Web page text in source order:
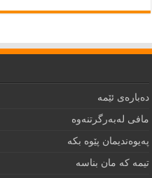
دەبارەى ئێمە
مافى لەبەرگرتنەوە
په‌يوه‌نديمان پێوه‌ بكه‌‌
تيمه كه مان بناسه